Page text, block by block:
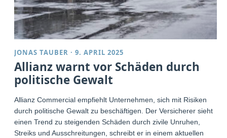
JONAS TAUBER ·9. APRIL 2025
Allianz warnt vor Schäden durch
politische Gewalt
Allianz Commercial empfiehlt Unternehmen, sich mit Risiken
durch politische Gewalt zu beschäftigen. Der Versicherer sieht
einen Trend zu steigenden Schäden durch zivile Unruhen,
Streiks und Ausschreitungen, schreibt er in einem aktuellen